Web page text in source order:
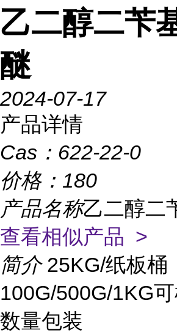
乙二醇二苄
醚
2024-07-17
产品详情
Cas： 622-22-0
价格： 180
产品名称乙二醇二
查看相似产品 >
简介 25KG/纸板桶
100G/500G/1KG
数量包装